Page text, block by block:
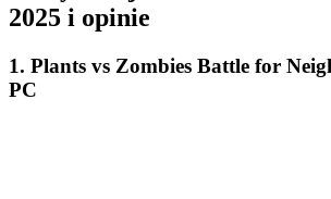
2025 i opinie
1. Plants vs Zombies Battle for
PC